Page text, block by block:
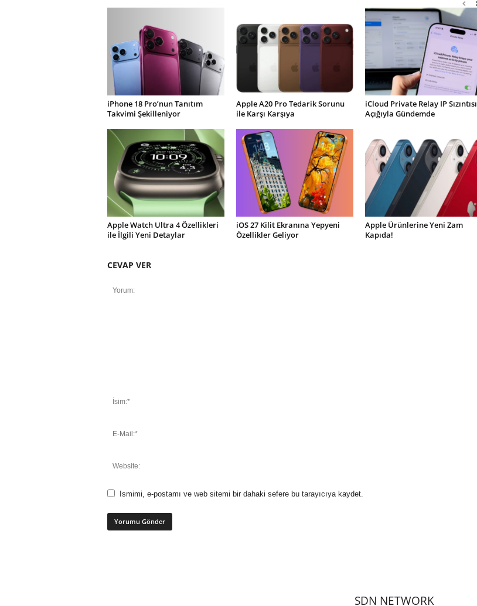
iPhone 18 Pro’nun Tanıtım
Takvimi Şekilleniyor
Apple A20 Pro Tedarik Sorunu
ile Karşı Karşıya
iCloud Private Relay IP Sızıntısı
Açığıyla Gündemde
Apple Watch Ultra 4 Özellikleri
ile İlgili Yeni Detaylar
iOS 27 Kilit Ekranına Yepyeni
Özellikler Geliyor
Apple Ürünlerine Yeni Zam
Kapıda!
CEVAP VER
Ismimi, e-postamı ve web sitemi bir dahaki sefere bu tarayıcıya kaydet.
SDN NETWORK